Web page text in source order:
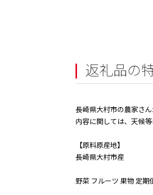
返礼品の
長崎県大村市の農家さ
内容に関しては、天候
【原料原産地】
長崎県大村市産
野菜 フルーツ 果物 定期